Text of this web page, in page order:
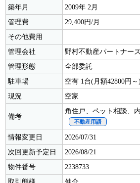
築年月
2009年 2月
管理費
29,400円/月
その他費用
管理会社
野村不動産パートナー
管理形態
全部委託
駐車場
空有 1台(月額42800円～)
現況
空家
備考
角住戸、ペット相談、
不動産用語
情報変更日 2026/07/31
次回更新予定日
2026/08/21
物件番号
2238733